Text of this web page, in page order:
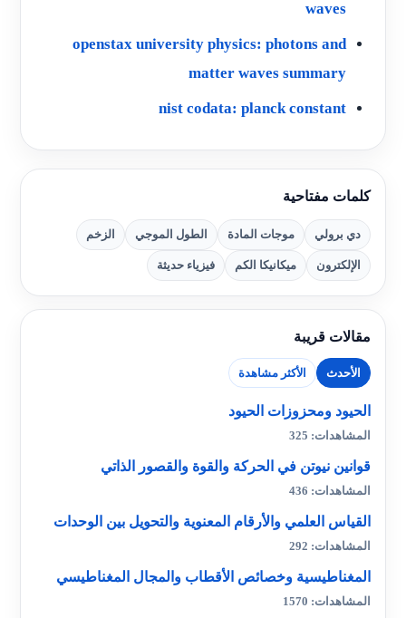
waves
openstax university physics: photons and
matter waves summary
nist codata: planck constant
كلمات مفتاحية
دي برولي موجات المادة الطول الموجي الزخم
الإلكترون ميكانيكا الكم فيزياء حديثة
مقالات قريبة
الأحدث الأكثر مشاهدة
الحيود ومحزوزات الحيود
المشاهدات: 325
قوانين نيوتن في الحركة والقوة والقصور الذاتي
المشاهدات: 436
القياس العلمي والأرقام المعنوية والتحويل بين الوحدات
المشاهدات: 292
المغناطيسية وخصائص الأقطاب والمجال المغناطيسي
المشاهدات: 1570